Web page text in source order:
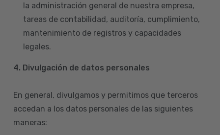
la administración general de nuestra empresa,
tareas de contabilidad, auditoría, cumplimiento,
mantenimiento de registros y capacidades
legales.
4. Divulgación de datos personales
En general, divulgamos y permitimos que terceros
accedan a los datos personales de las siguientes
maneras: